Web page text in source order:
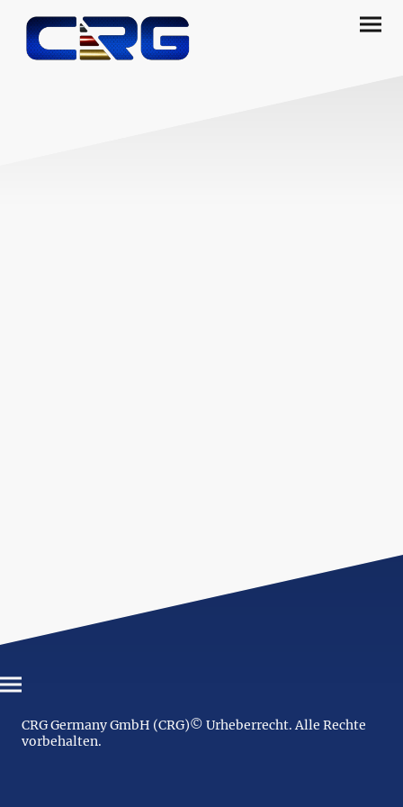
CRG Germany GmbH (CRG)© Urheberrecht. Alle Rechte
vorbehalten.